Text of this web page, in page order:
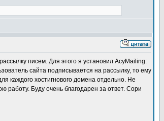
писем. Для этого я установил AcyMailing:
сайта подписывается на рассылку, то ему
каждого хостигнового домена отдельно. Не
работу. Буду очень благодарен за ответ. Сори